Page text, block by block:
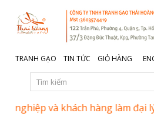
TRANH GẠO TIN TỨC GIỎ HÀNG
và khách hàng làm đại lý.